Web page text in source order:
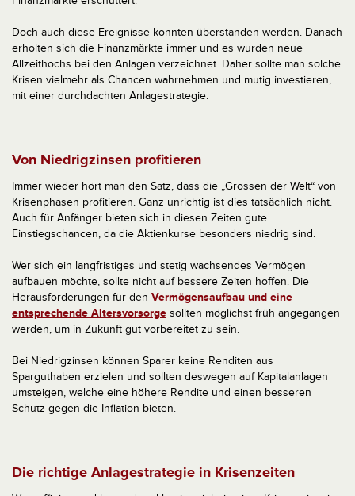
Doch auch diese Ereignisse konnten überstanden werden. Danach
erholten sich die Finanzmärkte immer und es wurden neue
Allzeithochs bei den Anlagen verzeichnet. Daher sollte man solche
Krisen vielmehr als Chancen wahrnehmen und mutig investieren,
mit einer durchdachten Anlagestrategie.
Von Niedrigzinsen profitieren
Immer wieder hört man den Satz, dass die „Grossen der Welt“ von
Krisenphasen profitieren. Ganz unrichtig ist dies tatsächlich nicht.
Auch für Anfänger bieten sich in diesen Zeiten gute
Einstiegschancen, da die Aktienkurse besonders niedrig sind.
Wer sich ein langfristiges und stetig wachsendes Vermögen
aufbauen möchte, sollte nicht auf bessere Zeiten hoffen. Die
Herausforderungen für den Vermögensaufbau und eine
entsprechende Altersvorsorge sollten möglichst früh angegangen
werden, um in Zukunft gut vorbereitet zu sein.
Bei Niedrigzinsen können Sparer keine Renditen aus
Sparguthaben erzielen und sollten deswegen auf Kapitalanlagen
umsteigen, welche eine höhere Rendite und einen besseren
Schutz gegen die Inflation bieten.
Die richtige Anlagestrategie in Krisenzeiten